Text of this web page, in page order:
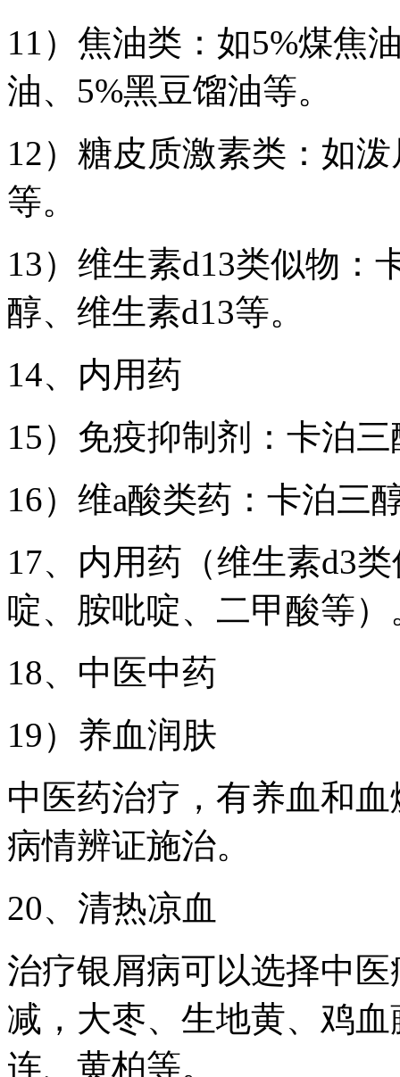
11）焦油类：如5%煤焦
油、5%黑豆馏油等。
12）糖皮质激素类：如
等。
13）维生素d13类似物：
醇、维生素d13等。
14、内用药
15）免疫抑制剂：卡泊
16）维a酸类药：卡泊三
17、内用药（维生素d3
啶、胺吡啶、二甲酸等）
18、中医中药
19）养血润肤
中医药治疗，有养血和
病情辨证施治。
20、清热凉血
治疗银屑病可以选择中
减，大枣、生地黄、鸡
连、黄柏等。